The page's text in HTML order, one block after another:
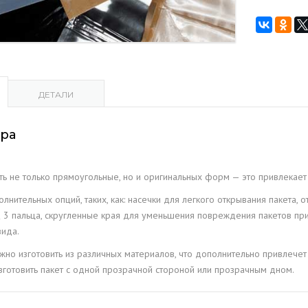
СЫПУЧИЕ ВЕЩЕСТВА
МОДЕЛИРОВАНИЯ
25х30+4,5
дой
ДЕТАЛИ
не только прямоугольные, но и оригинальных форм — это
опций, таких, как: насечки для легкого открывания пакета,
пальца, скругленные края для уменьшения повреждения пакетов
изготовить из различных материалов, что дополнительно
пакет с одной прозрачной стороной или прозрачным дном.